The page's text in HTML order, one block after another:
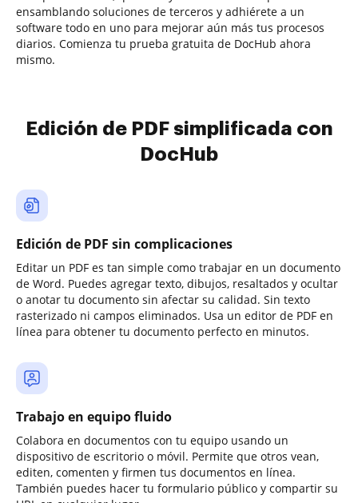
ensamblando soluciones de terceros y adhiérete a un
software todo en uno para mejorar aún más tus procesos
diarios. Comienza tu prueba gratuita de DocHub ahora
mismo.
Edición de PDF simplificada con
DocHub
Edición de PDF sin complicaciones
Editar un PDF es tan simple como trabajar en un documento
de Word. Puedes agregar texto, dibujos, resaltados y ocultar
o anotar tu documento sin afectar su calidad. Sin texto
rasterizado ni campos eliminados. Usa un editor de PDF en
línea para obtener tu documento perfecto en minutos.
Trabajo en equipo fluido
Colabora en documentos con tu equipo usando un
dispositivo de escritorio o móvil. Permite que otros vean,
editen, comenten y firmen tus documentos en línea.
También puedes hacer tu formulario público y compartir su